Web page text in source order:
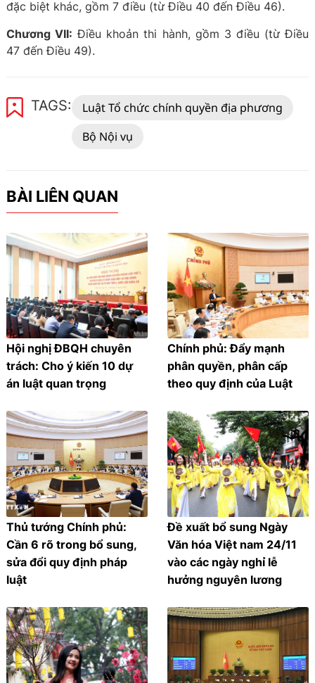
đặc biệt khác, gồm 7 điều (từ Điều 40 đến Điều 46).
Chương VII: Điều khoản thi hành, gồm 3 điều (từ Điều
47 đến Điều 49).
TAGS:
Luật Tổ chức chính quyền địa phương
Bộ Nội vụ
BÀI LIÊN QUAN
Hội nghị ĐBQH chuyên
trách: Cho ý kiến 10 dự
án luật quan trọng
Chính phủ: Đẩy mạnh
phân quyền, phân cấp
theo quy định của Luật
Thủ tướng Chính phủ:
Cần 6 rõ trong bổ sung,
sửa đổi quy định pháp
luật
Đề xuất bổ sung Ngày
Văn hóa Việt nam 24/11
vào các ngày nghỉ lễ
hưởng nguyên lương